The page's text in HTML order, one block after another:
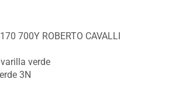
700Y ROBERTO CAVALLI
verde
3N